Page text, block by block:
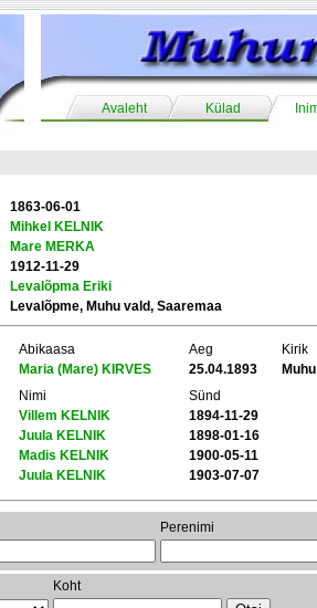
Avaleht Külad
1863-06-01
Mihkel KELNIK
Mare MERKA
1912-11-29
Levalõpma Eriki
Levalõpme, Muhu vald, Saaremaa
Abikaasa Aeg
Kirik
Maria (Mare) KIRVES
25.04.1893
Muhu
Nimi
Sünd
Villem KELNIK
1894-11-29
Juula KELNIK
1898-01-16
Madis KELNIK
1900-05-11
Juula KELNIK
1903-07-07
Perenimi
Koht